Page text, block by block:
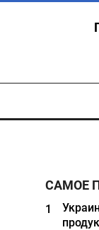
САМОЕ
1